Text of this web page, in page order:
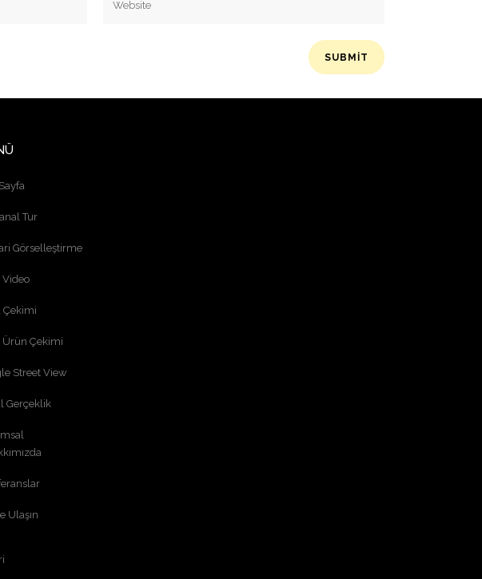
Tur
Görselleştirme
Video
Çekimi
Ürün Çekimi
Street View
Gerçeklik
Ulaşın